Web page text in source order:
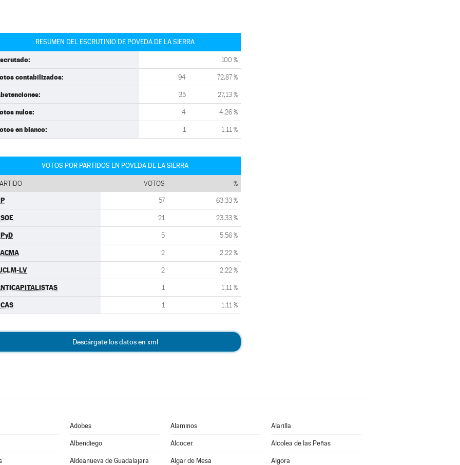
RESUMEN DEL ESCRUTINIO DE POVEDA DE LA SIERRA
100 %
contabilizados: 94 72,87 %
35 27,13 %
nulos: 4 4,26 %
en blanco: 1 1,11 %
VOTOS POR PARTIDOS EN POVEDA DE LA SIERRA
VOTOS %
57 63,33 %
21 23,33 %
5 5,56 %
2 2,22 %
LV 2 2,22 %
1 1,11 %
1 1,11 %
Descárgate los datos en xml
Adobes Alaminos Alarilla
Albendiego Alcocer Alcolea de las Peñas
Aldeanueva de Guadalajara Algar de Mesa Algora